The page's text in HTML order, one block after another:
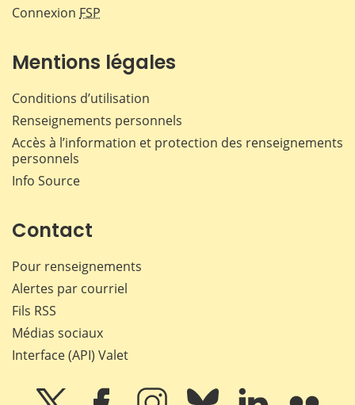
Connexion FSP
Mentions légales
Conditions d’utilisation
Renseignements personnels
Accès à l’information et protection des renseignements
personnels
Info Source
Contact
Pour renseignements
Alertes par courriel
Fils RSS
Médias sociaux
Interface (API) Valet